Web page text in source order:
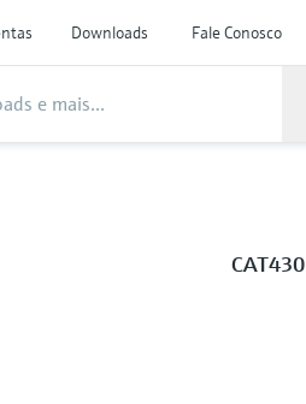
Downloads Fale Conosco
CAT430